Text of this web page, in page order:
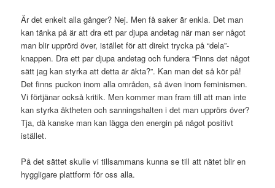
Är det enkelt alla gånger? Nej. Men få saker är enkla. Det man
kan tänka på är att dra ett par djupa andetag när man ser något
man blir upprörd över, istället för att direkt trycka på “dela”-
knappen. Dra ett par djupa andetag och fundera “Finns det något
sätt jag kan styrka att detta är äkta?”. Kan man det så kör på!
Det finns puckon inom alla områden, så även inom feminismen.
Vi förtjänar också kritik. Men kommer man fram till att man inte
kan styrka äktheten och sanningshalten i det man upprörs över?
Tja, då kanske man kan lägga den energin på något positivt
istället.
På det sättet skulle vi tillsammans kunna se till att nätet blir en
hyggligare plattform för oss alla.